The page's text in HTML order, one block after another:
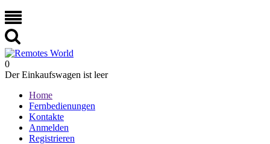
0
Der Einkaufswagen ist leer
Home
Fernbedienungen
Kontakte
Anmelden
Registrieren